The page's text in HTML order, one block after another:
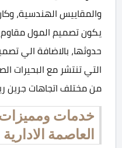
والمقاييس الهندسية،
يكون تصميم المول
حدوثها، بالاضافة الي
التي تنتشر مع البحيرات
من مختلف اتجاهات جرين
خدمات
العاصمة